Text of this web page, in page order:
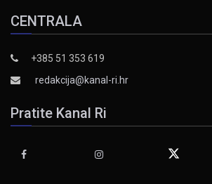
CENTRALA
+385 51 353 619
redakcija@kanal-ri.hr
Pratite Kanal Ri